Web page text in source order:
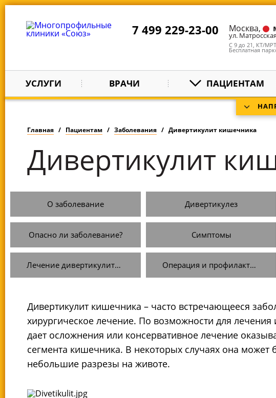
7 499 229-23-00 Москва,
ул.
С 9 до 21, КТ/
Бесплатная
УСЛУГИ ВРАЧИ ПАЦИЕНТАМ
Главная Пациентам Заболевания Дивертикулит кишечника
Дивертикулит
О заболевание Дивертикулез
Опасно ли заболевание? Симптомы
Лечение дивертикулита всех типов Операция и профилактика
Дивертикулит кишечника – часто встречающееся
хирургическое лечение. По возможности для
дает осложнения или консервативное лечение
сегмента кишечника. В некоторых случаях она
небольшие разрезы на животе.